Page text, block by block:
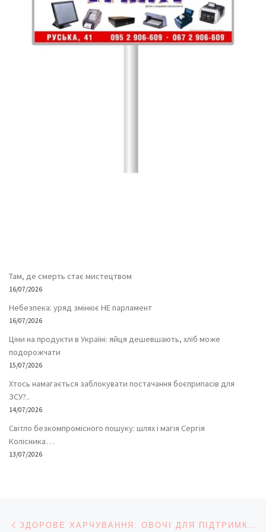
Там, де смерть стає мистецтвом
16/07/2026
Небезпека: уряд змінює НЕ парламент
16/07/2026
Ціни на продукти в Україні: яйця дешевшають, хліб може
подорожчати
15/07/2026
Хтось намагається заблокувати постачання боєприпасів для
ЗСУ?..
14/07/2026
Світло безкомпромісного пошуку: шлях і магія Сергія
Колісника…
13/07/2026
Навігація записів